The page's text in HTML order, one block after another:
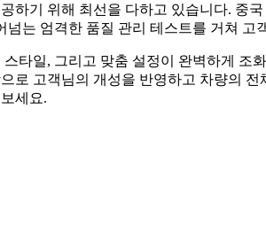
하기 위해 최선을 다하고 있습니다.
는 엄격한 품질 관리 테스트를 거쳐 고
타일, 그리고 맞춤 설정이 완벽하게
로 고객님의 개성을 반영하고 차량의
세요.